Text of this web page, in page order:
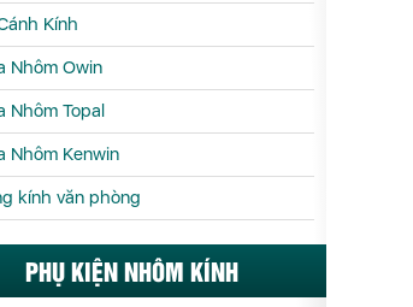
Kính
Nhôm Owin
Nhôm Topal
Nhôm Kenwin
kính văn phòng
PHỤ KIỆN NHÔM KÍNH